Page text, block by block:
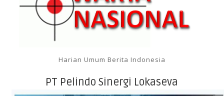
Harian Umum Berita Indonesia
PT Pelindo Sinergi Lokaseva